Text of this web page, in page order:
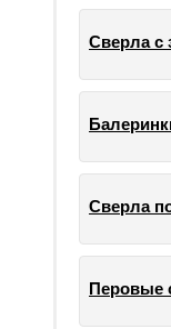
Сверла с
Сверла
Перовые